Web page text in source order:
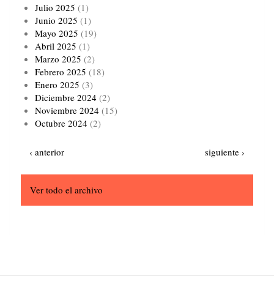
Julio 2025 (1)
Junio 2025 (1)
Mayo 2025 (19)
Abril 2025 (1)
Marzo 2025 (2)
Febrero 2025 (18)
Enero 2025 (3)
Diciembre 2024 (2)
Noviembre 2024 (15)
Octubre 2024 (2)
Paginación
Página
‹ anterior
Siguiente
siguiente ›
Ver todo el archivo